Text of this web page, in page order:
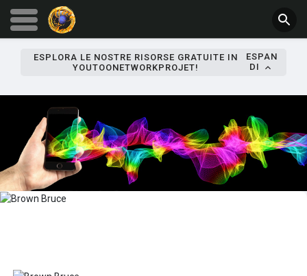
ESPLORA LE NOSTRE RISORSE GRATUITE IN
YOUTOONETWORKPROJET!
ESPAN
DI